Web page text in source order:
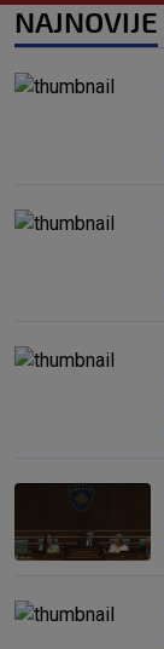
NAJNOVIJE